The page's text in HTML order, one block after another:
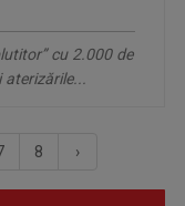
cu 2.000 de
8 ›